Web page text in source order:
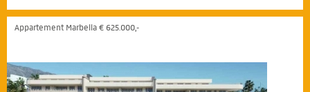
Appartement Marbella € 625.000,-